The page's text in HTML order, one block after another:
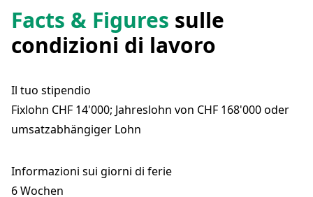
Facts & Figures sulle
condizioni di lavoro
Il tuo stipendio
Fixlohn CHF 14'000; Jahreslohn von CHF 168'000 oder
umsatzabhängiger Lohn
Informazioni sui giorni di ferie
6 Wochen